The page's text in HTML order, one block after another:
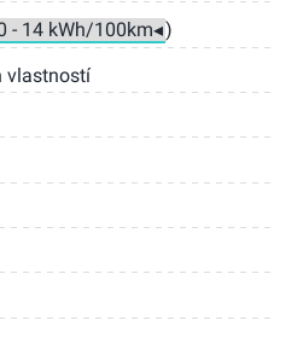
)
vlastností